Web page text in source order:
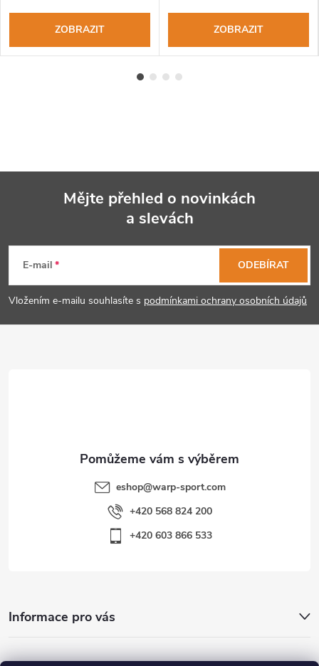
ZOBRAZIT ZOBRAZIT
p
Mějte přehled o novinkách
a slevách
E-mail
Vložením e-mailu souhlasíte s podmínkami ochrany osobních údajů
ODEBÍRAT
eshop@warp-sport.com
+420 568 824 200
+420 603 866 533
Informace pro vás